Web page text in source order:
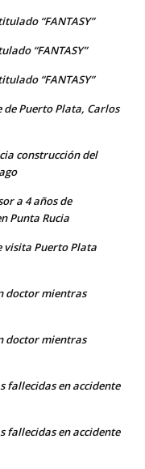
“FANTASY”
“FANTASY”
“FANTASY”
Puerto Plata, Carlos
construcción del
a 4 años de
Punta Rucia
visita Puerto Plata
doctor mientras
doctor mientras
fallecidas en accidente
fallecidas en accidente